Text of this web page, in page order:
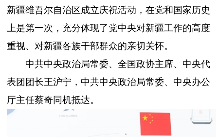
新疆维吾尔自治区成立庆祝活动，在党和国家历史
上是第一次，充分体现了党中央对新疆工作的高度
重视、对新疆各族干部群众的亲切关怀。
中共中央政治局常委、全国政协主席、中央代
表团团长王沪宁，中共中央政治局常委、中央办公
厅主任蔡奇同机抵达。